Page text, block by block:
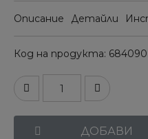
Описание Детайли
Код на продукта 684090
ДОБАВИ